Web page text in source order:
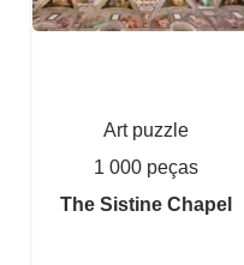
Art puzzle
1 000 peças
The Sistine Chapel